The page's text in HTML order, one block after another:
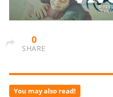
0
SHARE
You may also read!